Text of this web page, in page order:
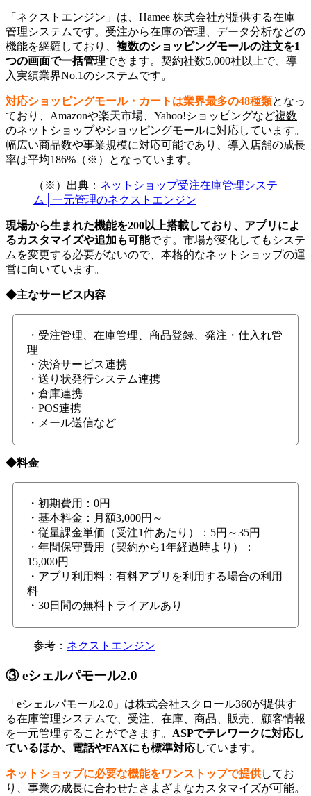
「ネクストエンジン」は、Hamee 株式会社が提供する在庫
管理システムです。受注から在庫の管理、データ分析などの
機能を網羅しており、 複数のショッピングモールの注文を1
つの画面で一括管理できます。契約社数5,000社以上で、導
入実績業界No.1のシステムです。
対応ショッピングモール・カートは業界最多の48種類となっ
ており、Amazonや楽天市場、Yahoo!ショッピングなど複数
のネットショップやショッピングモールに対応しています。
幅広い商品数や事業規模に対応可能であり、導入店舗の成長
率は平均186%（※）となっています。
（※）出典： ネットショップ受注在庫管理システ
ム│一元管理のネクストエンジン
現場から生まれた機能を200以上搭載しており、アプリによ
るカスタマイズや追加も可能です。市場が変化してもシステ
ムを変更する必要がないので、本格的なネットショップの運
営に向いています。
◆主なサービス内容
・受注管理、在庫管理、商品登録、発注・仕入れ管
理
・決済サービス連携
・送り状発行システム連携
・倉庫連携
・POS連携
・メール送信など
◆料金
・初期費用：0円
・基本料金：月額3,000円～
・従量課金単価（受注1件あたり）：5円～35円
・年間保守費用（契約から1年経過時より）：
15,000円
・アプリ利用料：有料アプリを利用する場合の利用
料
・30日間の無料トライアルあり
参考： ネクストエンジン
③ eシェルパモール2.0
「eシェルパモール2.0」は株式会社スクロール360が提供す
る在庫管理システムで、受注、在庫、商品、販売、顧客情報
を一元管理することができます。 ASPでテレワークに対応し
ているほか、電話やFAXにも標準対応しています。
ネットショップに必要な機能をワンストップで提供してお
り、 事業の成長に合わせたさまざまなカスタマイズが可能。